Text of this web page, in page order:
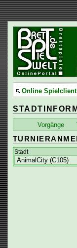
Online Spielclient
Vorgänge
Stadt